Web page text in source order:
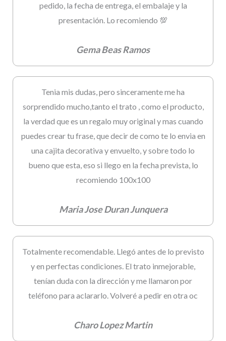
pedido, la fecha de entrega, el embalaje y la
presentación. Lo recomiendo 💯
Gema Beas Ramos
Tenia mis dudas, pero sinceramente me ha
sorprendido mucho,tanto el trato , como el producto,
la verdad que es un regalo muy original y mas cuando
puedes crear tu frase, que decir de como te lo envia en
una cajita decorativa y envuelto, y sobre todo lo
bueno que esta, eso si llego en la fecha prevista, lo
recomiendo 100x100
Maria Jose Duran Junquera
Totalmente recomendable. Llegó antes de lo previsto
y en perfectas condiciones. El trato inmejorable,
tenían duda con la dirección y me llamaron por
teléfono para aclararlo. Volveré a pedir en otra oc
Charo Lopez Martin